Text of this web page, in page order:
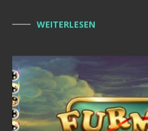
WEITERLESEN